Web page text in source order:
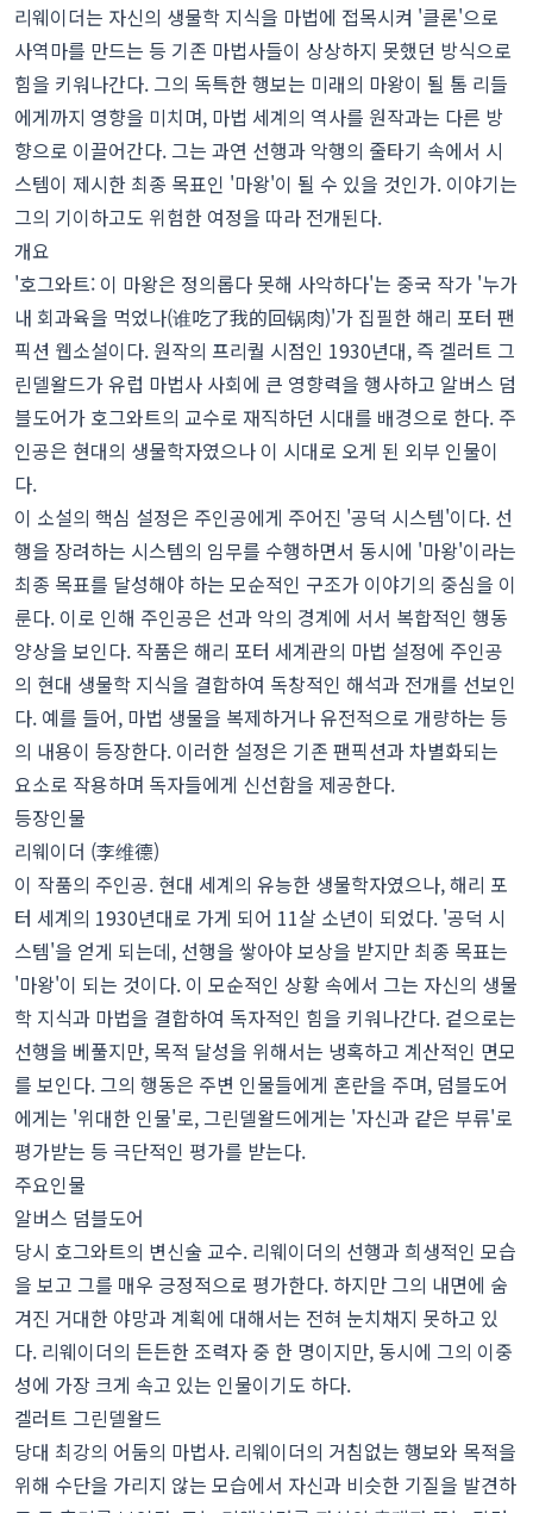
리웨이더는 자신의 생물학 지식을 마법에 접목시켜 '클론'으로
사역마를 만드는 등 기존 마법사들이 상상하지 못했던 방식으로
힘을 키워나간다. 그의 독특한 행보는 미래의 마왕이 될 톰 리들
에게까지 영향을 미치며, 마법 세계의 역사를 원작과는 다른 방
향으로 이끌어간다. 그는 과연 선행과 악행의 줄타기 속에서 시
스템이 제시한 최종 목표인 '마왕'이 될 수 있을 것인가. 이야기는
그의 기이하고도 위험한 여정을 따라 전개된다.
개요
'호그와트: 이 마왕은 정의롭다 못해 사악하다'는 중국 작가 '누가
내 회과육을 먹었나(谁吃了我的回锅肉)'가 집필한 해리 포터 팬
픽션 웹소설이다. 원작의 프리퀄 시점인 1930년대, 즉 겔러트 그
린델왈드가 유럽 마법사 사회에 큰 영향력을 행사하고 알버스 덤
블도어가 호그와트의 교수로 재직하던 시대를 배경으로 한다. 주
인공은 현대의 생물학자였으나 이 시대로 오게 된 외부 인물이
다.
이 소설의 핵심 설정은 주인공에게 주어진 '공덕 시스템'이다. 선
행을 장려하는 시스템의 임무를 수행하면서 동시에 '마왕'이라는
최종 목표를 달성해야 하는 모순적인 구조가 이야기의 중심을 이
룬다. 이로 인해 주인공은 선과 악의 경계에 서서 복합적인 행동
양상을 보인다. 작품은 해리 포터 세계관의 마법 설정에 주인공
의 현대 생물학 지식을 결합하여 독창적인 해석과 전개를 선보인
다. 예를 들어, 마법 생물을 복제하거나 유전적으로 개량하는 등
의 내용이 등장한다. 이러한 설정은 기존 팬픽션과 차별화되는
요소로 작용하며 독자들에게 신선함을 제공한다.
등장인물
리웨이더 (李维德)
이 작품의 주인공. 현대 세계의 유능한 생물학자였으나, 해리 포
터 세계의 1930년대로 가게 되어 11살 소년이 되었다. '공덕 시
스템'을 얻게 되는데, 선행을 쌓아야 보상을 받지만 최종 목표는
'마왕'이 되는 것이다. 이 모순적인 상황 속에서 그는 자신의 생물
학 지식과 마법을 결합하여 독자적인 힘을 키워나간다. 겉으로는
선행을 베풀지만, 목적 달성을 위해서는 냉혹하고 계산적인 면모
를 보인다. 그의 행동은 주변 인물들에게 혼란을 주며, 덤블도어
에게는 '위대한 인물'로, 그린델왈드에게는 '자신과 같은 부류'로
평가받는 등 극단적인 평가를 받는다.
주요인물
알버스 덤블도어
당시 호그와트의 변신술 교수. 리웨이더의 선행과 희생적인 모습
을 보고 그를 매우 긍정적으로 평가한다. 하지만 그의 내면에 숨
겨진 거대한 야망과 계획에 대해서는 전혀 눈치채지 못하고 있
다. 리웨이더의 든든한 조력자 중 한 명이지만, 동시에 그의 이중
성에 가장 크게 속고 있는 인물이기도 하다.
겔러트 그린델왈드
당대 최강의 어둠의 마법사. 리웨이더의 거침없는 행보와 목적을
위해 수단을 가리지 않는 모습에서 자신과 비슷한 기질을 발견하